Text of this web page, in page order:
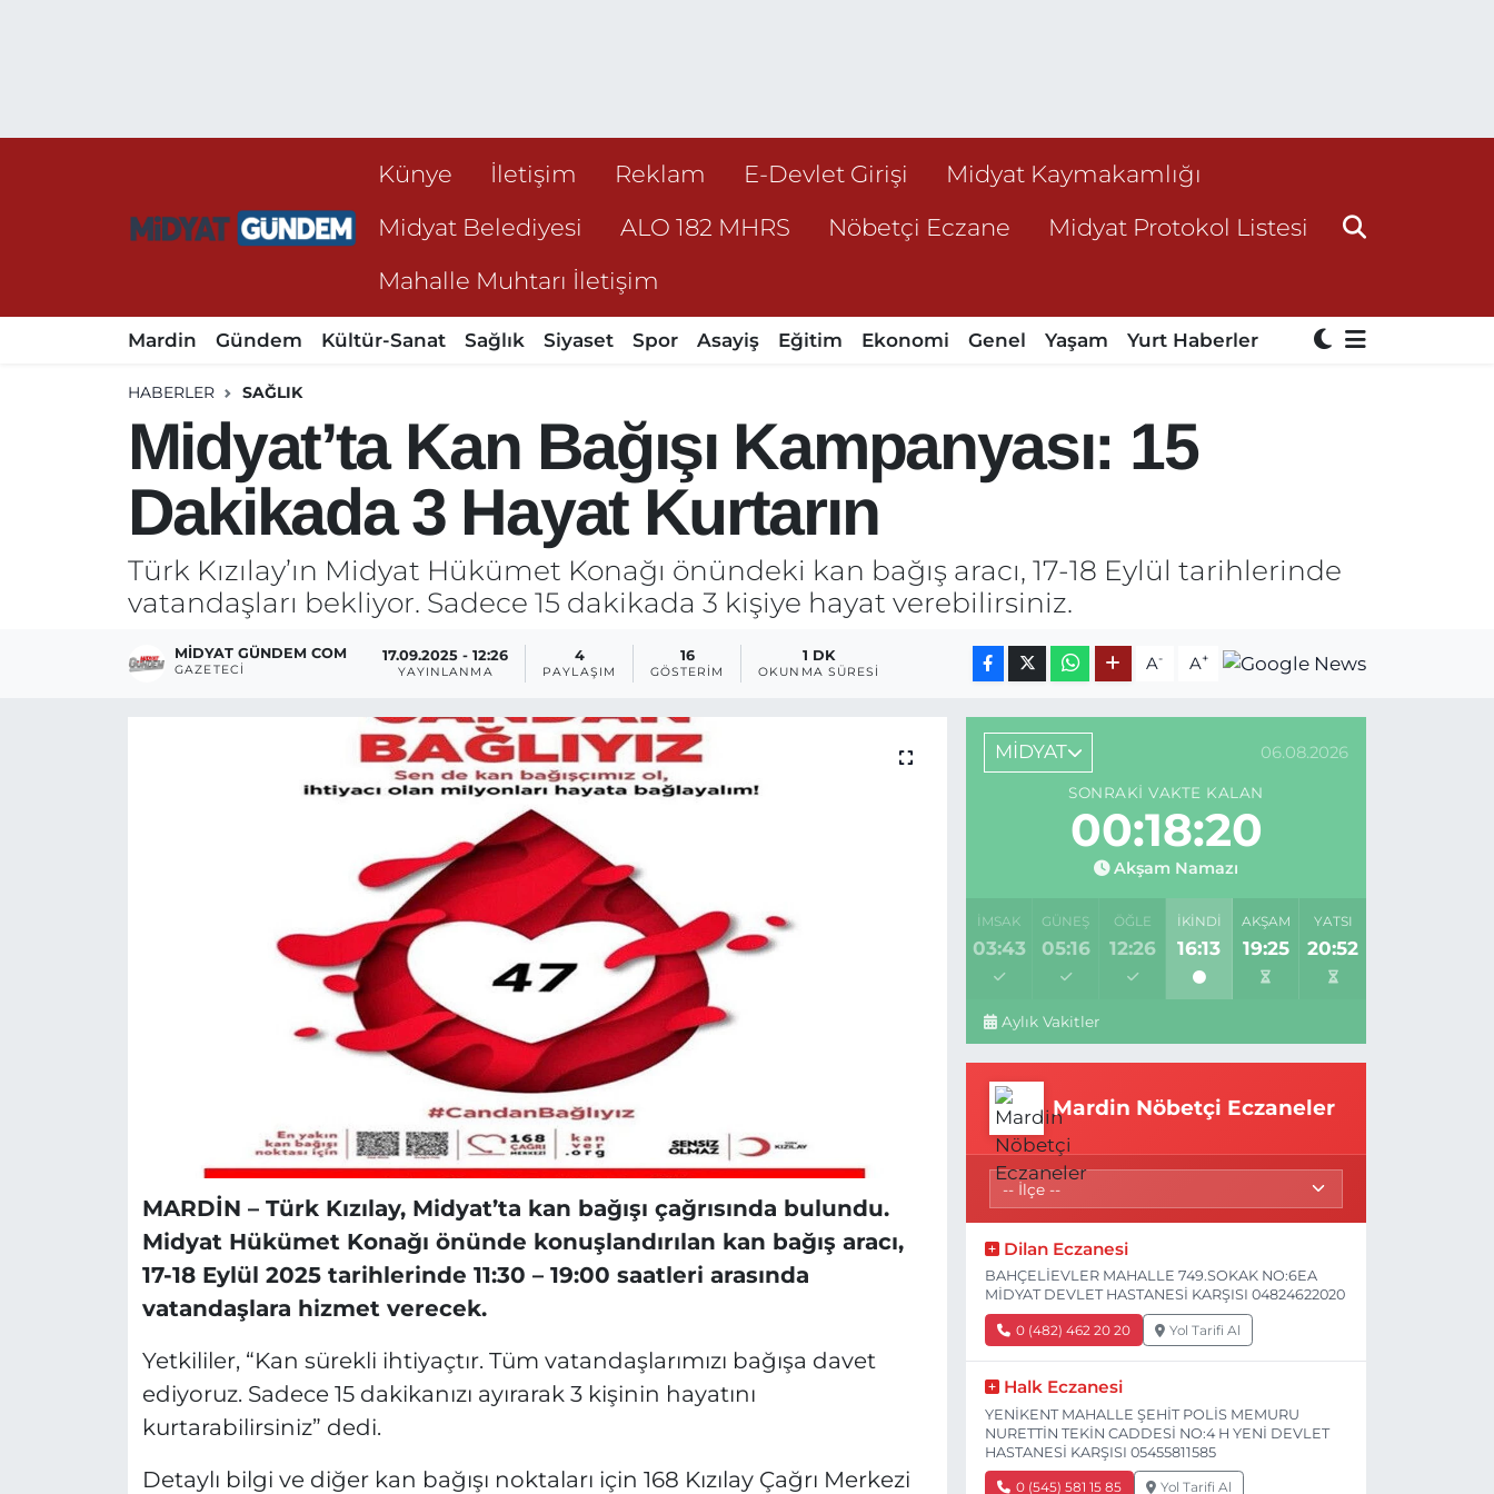
Künye İletişim Reklam E-Devlet Girişi
Midyat Kaymakamlığı
Midyat Belediyesi
ALO 182 MHRS Nöbetçi Eczane
Midyat Protokol Listesi
Mahalle Muhtarı İletişim
Mardin Gündem Kültür-Sanat Sağlık Siyaset Spor Asayiş Eğitim Ekonomi Genel Yaşam Yurt Haberler
HABERLER SAĞLIK
Midyat’ta Kan Bağışı Kampanyası: 15
Dakikada 3 Hayat Kurtarın
Türk Kızılay’ın Midyat Hükümet Konağı önündeki kan bağış aracı, 17-18 Eylül tarihlerinde
vatandaşları bekliyor. Sadece 15 dakikada 3 kişiye hayat verebilirsiniz.
MIDYAT GÜNDEM COM
GAZETECI
17.09.2025 - 12:26
YAYINLANMA
4
PAYLAŞIM
16
GÖSTERIM
1 DK
OKUNMA SÜRESI A- A+
MARDİN – Türk Kızılay, Midyat’ta kan bağışı çağrısında bulundu.
Midyat Hükümet Konağı önünde konuşlandırılan kan bağış aracı,
17-18 Eylül 2025 tarihlerinde 11:30 – 19:00 saatleri arasında
vatandaşlara hizmet verecek.
Yetkililer, “Kan sürekli ihtiyaçtır. Tüm vatandaşlarımızı bağışa davet
ediyoruz. Sadece 15 dakikanızı ayırarak 3 kişinin hayatını
kurtarabilirsiniz” dedi.
Detaylı bilgi ve diğer kan bağışı noktaları için 168 Kızılay Çağrı Merkezi
MİDYAT 06.08.2026
SONRAKI VAKTE KALAN
00:18:20
Akşam Namazı
İMSAK
03:43
GÜNEŞ
05:16
ÖĞLE
12:26
İKINDI
16:13
AKŞAM
19:25
YATSI
20:52
Aylık Vakitler
Mardin Nöbetçi Eczaneler
Dilan Eczanesi
BAHÇELİEVLER MAHALLE 749.SOKAK NO:6EA
MİDYAT DEVLET HASTANESİ KARŞISI 04824622020
0 (482) 462 20 20 Yol Tarifi Al
Halk Eczanesi
YENİKENT MAHALLE ŞEHİT POLİS MEMURU
NURETTİN TEKİN CADDESİ NO:4 H YENİ DEVLET
HASTANESİ KARŞISI 05455811585
0 (545) 581 15 85 Yol Tarifi Al